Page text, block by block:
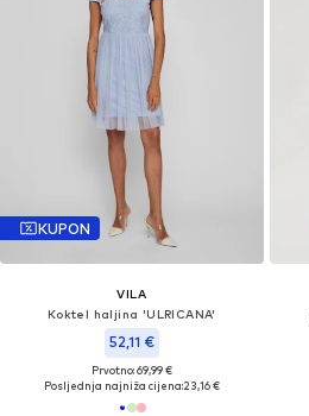
KUPON
VILA
Koktel haljina 'ULRICANA'
52,11 €
Prvotno: 69,99 €
Posljednja najniža cijena:23,16 €